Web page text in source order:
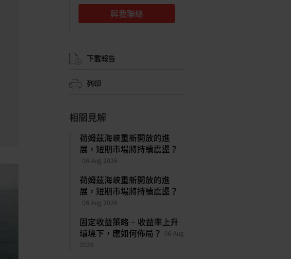
與我聯絡
下載報告
列印
相關見解
荷姆茲海峽重新開放的進
展，短期市場將持續震盪？
06 Aug 2026
荷姆茲海峽重新開放的進
展，短期市場將持續震盪？
06 Aug 2026
固定收益策略 – 收益率上升
環境下，應如何佈局？ 06 Aug
2026